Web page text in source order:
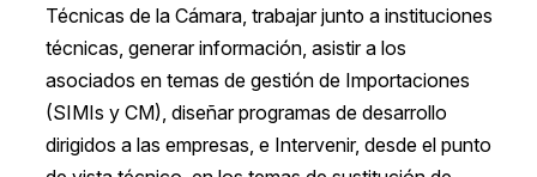
Técnicas de la Cámara, trabajar junto a instituciones
técnicas, generar información, asistir a los
asociados en temas de gestión de Importaciones
(SIMIs y CM), diseñar programas de desarrollo
dirigidos a las empresas, e Intervenir, desde el punto